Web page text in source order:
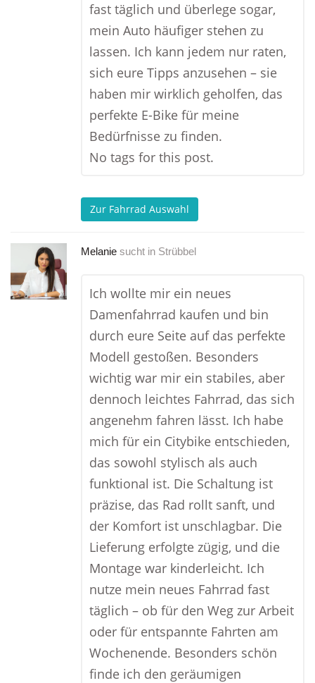
fast täglich und überlege sogar,
mein Auto häufiger stehen zu
lassen. Ich kann jedem nur raten,
sich eure Tipps anzusehen – sie
haben mir wirklich geholfen, das
perfekte E-Bike für meine
Bedürfnisse zu finden.
No tags for this post.
Zur Fahrrad Auswahl
Melanie sucht in Strübbel
Ich wollte mir ein neues
Damenfahrrad kaufen und bin
durch eure Seite auf das perfekte
Modell gestoßen. Besonders
wichtig war mir ein stabiles, aber
dennoch leichtes Fahrrad, das sich
angenehm fahren lässt. Ich habe
mich für ein Citybike entschieden,
das sowohl stylisch als auch
funktional ist. Die Schaltung ist
präzise, das Rad rollt sanft, und
der Komfort ist unschlagbar. Die
Lieferung erfolgte zügig, und die
Montage war kinderleicht. Ich
nutze mein neues Fahrrad fast
täglich – ob für den Weg zur Arbeit
oder für entspannte Fahrten am
Wochenende. Besonders schön
finde ich den geräumigen